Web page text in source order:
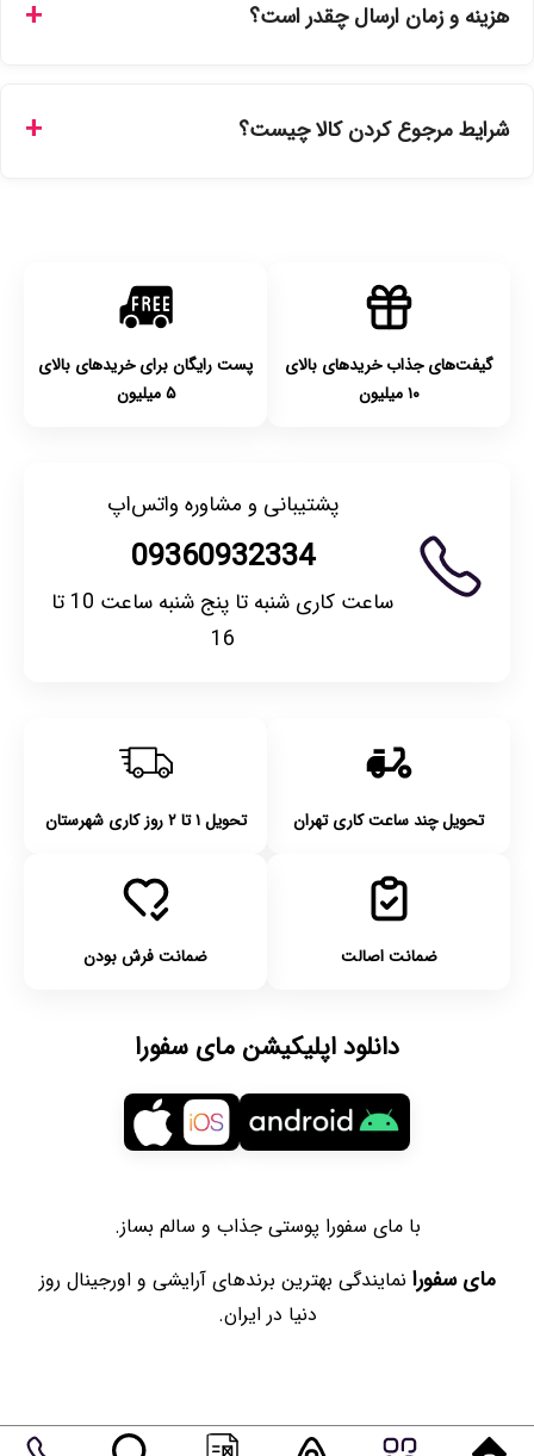
نمایندگی‌های معتبر تهیه شده و دارای بچ‌کد قابل استعلام هستند.
هزینه و زمان ارسال چقدر است؟
انتخاب کنید و برای شهرستان‌ها بین یک الی ۳ روز کاری از طریق
شرایط مرجوع کردن کالا چیست؟
گیفت‌های جذاب خریدهای بالای
۱۰ میلیون
پست رایگان برای خریدهای بالای
۵ میلیون
پشتیبانی و مشاوره واتس‌اپ
09360932334
ساعت کاری شنبه تا پنج شنبه ساعت 10 تا
16
تحویل چند ساعت کاری تهران تحویل ۱ تا ۲ روز کاری شهرستان
ضمانت اصالت ضمانت فرش بودن
دانلود اپلیکیشن مای سفورا
با مای سفورا پوستی جذاب و سالم بساز.
مای سفورا نمایندگی بهترین برندهای آرایشی و اورجینال روز
دنیا در ایران.